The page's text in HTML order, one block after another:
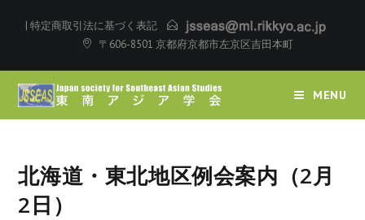
| 特定商取引法に基づく表記
〒606-8501 京都府京都市左京区吉田本町
MENU
北海道・東北地区例会案内（2月
2日）